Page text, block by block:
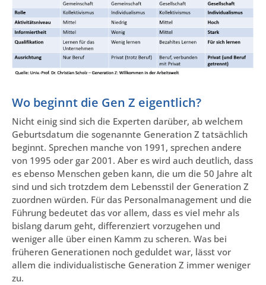
Wo beginnt die Gen Z eigentlich?
Nicht einig sind sich die Experten darüber, ab welchem
Geburtsdatum die sogenannte Generation Z tatsächlich
beginnt. Sprechen manche von 1991, sprechen andere
von 1995 oder gar 2001. Aber es wird auch deutlich, dass
es ebenso Menschen geben kann, die um die 50 Jahre alt
sind und sich trotzdem dem Lebensstil der Generation Z
zuordnen würden. Für das Personalmanagement und die
Führung bedeutet das vor allem, dass es viel mehr als
bislang darum geht, differenziert vorzugehen und
weniger alle über einen Kamm zu scheren. Was bei
früheren Generationen noch geduldet war, lässt vor
allem die individualistische Generation Z immer weniger
zu.